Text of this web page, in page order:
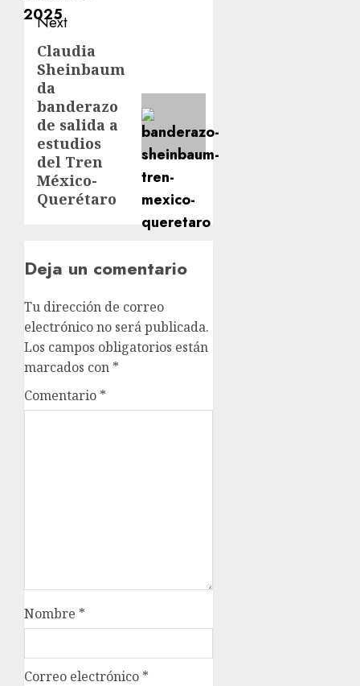
Next
Claudia
Sheinbaum
da
banderazo
de salida a
estudios
del Tren
México-
Querétaro
Deja un comentario
Tu dirección de correo
electrónico no será publicada.
Los campos obligatorios están
marcados con *
Comentario *
Nombre *
Correo electrónico *